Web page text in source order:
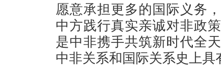
愿意承担更多的国际义务
中方践行真实亲诚对非政
是中非携手共筑新时代全
中非关系和国际关系史上具